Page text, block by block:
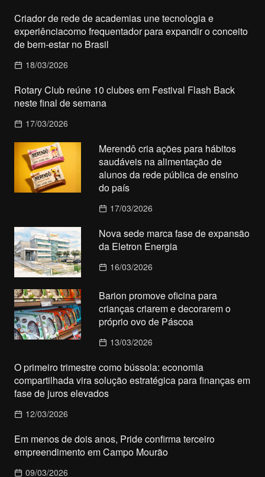
Criador de rede de academias une tecnologia e
experiênciacomo frequentador para expandir o conceito
de bem-estar no Brasil
18/03/2026
Rotary Club reúne 10 clubes em Festival Flash Back
neste final de semana
17/03/2026
Merendô cria ações para hábitos
saudáveis na alimentação de
alunos da rede pública de ensino
do país
17/03/2026
Nova sede marca fase de expansão
da Eletron Energia
16/03/2026
Barion promove oficina para
crianças criarem e decorarem o
próprio ovo de Páscoa
13/03/2026
O primeiro trimestre como bússola: economia
compartilhada vira solução estratégica para finanças em
fase de juros elevados
12/03/2026
Em menos de dois anos, Pride confirma terceiro
empreendimento em Campo Mourão
09/03/2026